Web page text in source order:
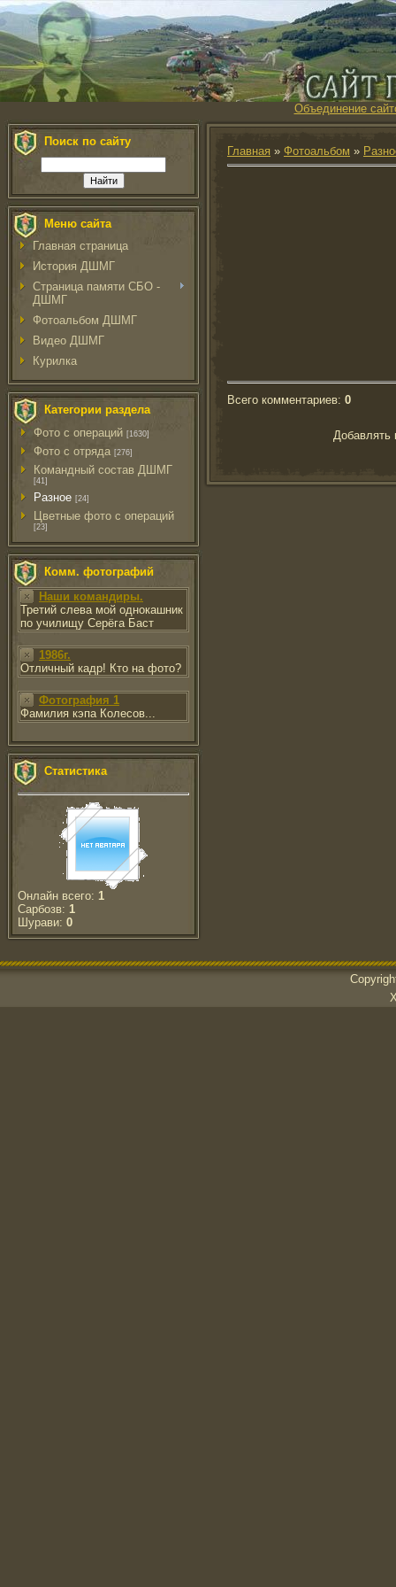
Объединение
Поиск по сайту
Меню сайта
Главная страница
История ДШМГ
Страница памяти СБО -
ДШМГ
Фотоальбом ДШМГ
Видео ДШМГ
Курилка
Категории раздела
Фото с операций [1630]
Фото с отряда [276]
Командный состав ДШМГ
[41]
Разное [24]
Цветные фото с операций
[23]
Комм. фотографий
Наши командиры.
Третий слева мой однокашник
по училищу Серёга Баст
1986г.
Отличный кадр! Кто на фото?
Фотография 1
Фамилия кэпа Колесов...
Статистика
Онлайн всего: 1
Сарбозв: 1
Шурави: 0
Главная » Фотоальбом »
Всего комментариев: 0
Добавлять